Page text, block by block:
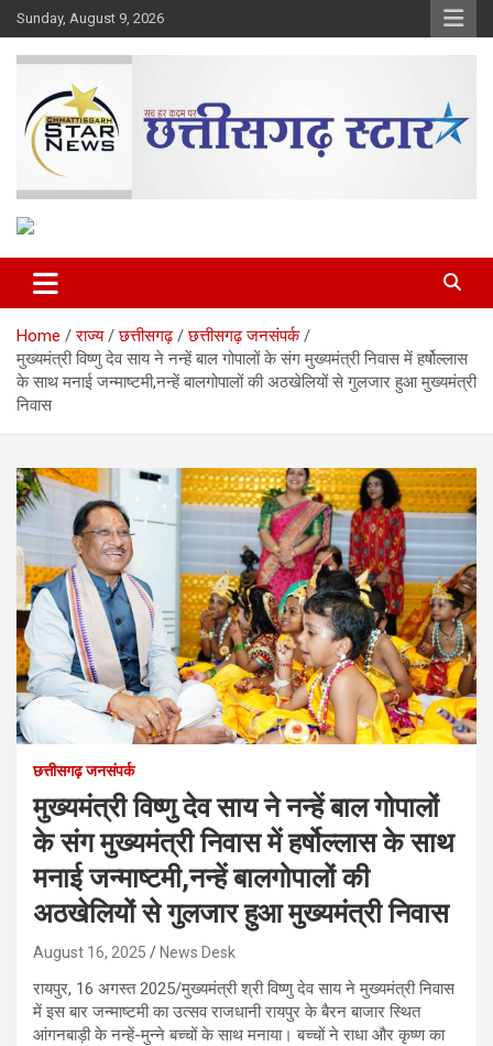
Skip
to
content
Sunday, August 9, 2026
Chhattisgarh Star
Home राज्य छत्तीसगढ़
छत्तीसगढ़ जनसंपर्क
मुख्यमंत्री विष्णु देव साय ने नन्हें बाल गोपालों के संग मुख्यमंत्री निवास में हर्षोल्लास
के साथ मनाई जन्माष्टमी,नन्हें बालगोपालों की अठखेलियों से गुलजार हुआ मुख्यमंत्री
निवास
छत्तीसगढ़ जनसंपर्क
मुख्यमंत्री विष्णु देव साय ने नन्हें बाल गोपालों
के संग मुख्यमंत्री निवास में हर्षोल्लास के साथ
मनाई जन्माष्टमी,नन्हें बालगोपालों की
अठखेलियों से गुलजार हुआ मुख्यमंत्री निवास
August 16, 2025 News Desk
रायपुर, 16 अगस्त 2025/मुख्यमंत्री श्री विष्णु देव साय ने मुख्यमंत्री निवास
में इस बार जन्माष्टमी का उत्सव राजधानी रायपुर के बैरन बाजार स्थित
आंगनबाड़ी के नन्हें-मुन्ने बच्चों के साथ मनाया। बच्चों ने राधा और कृष्ण का